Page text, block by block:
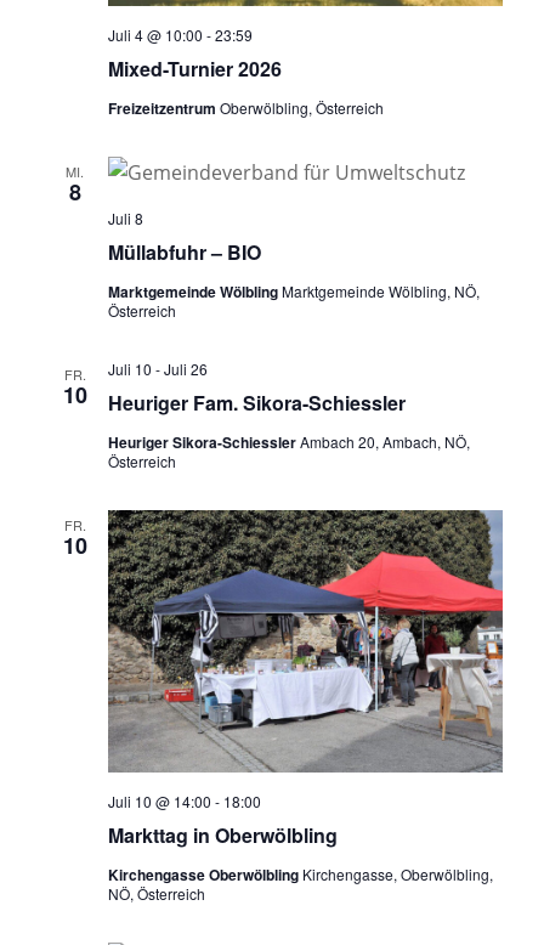
Mixed-Turnier 2026
Juli 4 @ 10:00 -23:59
Freizeitzentrum Oberwölbling, Österreich
MI.
8
Müllabfuhr – BIO
Juli 8
Marktgemeinde WölblingMarktgemeinde Wölbling, NÖ,
Österreich
FR.
10 Heuriger Fam. Sikora-Schiessler
Juli 10 -Juli 26
Heuriger Sikora-SchiesslerAmbach 20, Ambach, NÖ,
Österreich
FR.
10
Markttag in Oberwölbling
Juli 10 @ 14:00 - 18:00
Kirchengasse Oberwölbling Kirchengasse, Oberwölbling,
NÖ, Österreich